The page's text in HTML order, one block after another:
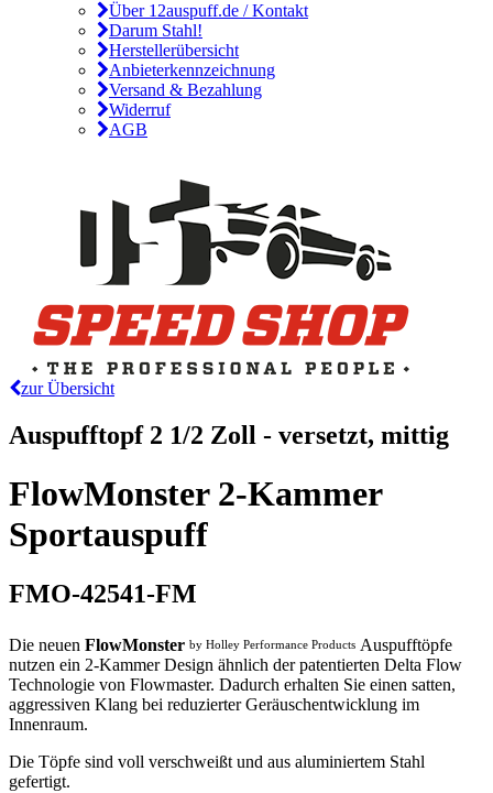
Über 12auspuff.de / Kontakt
Darum Stahl!
Herstellerübersicht
Anbieterkennzeichnung
Versand & Bezahlung
Widerruf
AGB
zur Übersicht
Auspufftopf 2 1/2 Zoll - versetzt, mittig
FlowMonster 2-Kammer
Sportauspuff
FMO-42541-FM
Die neuen FlowMonster by Holley Performance Products Auspufftöpfe
nutzen ein 2-Kammer Design ähnlich der patentierten Delta Flow
Technologie von Flowmaster. Dadurch erhalten Sie einen satten,
aggressiven Klang bei reduzierter Geräuschentwicklung im
Innenraum.
Die Töpfe sind voll verschweißt und aus aluminiertem Stahl
gefertigt.